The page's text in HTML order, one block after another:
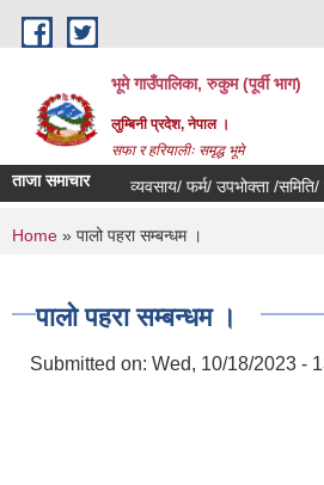
Skip to main content
भूमे गाउँपालिका, रुकुम (पूर्वी भाग)
लुम्बिनी प्रदेश, नेपाल ।
सफा र हरियालीः समृद्ध भूमे
ताजा समाचार
। व्यवसाय/ फर्म/ उपभोक्ता /समिति/ समुह/
You are here
Home » पालो पहरा सम्बन्धम ।
पालो पहरा सम्बन्धम ।
Submitted on: Wed, 10/18/2023 -